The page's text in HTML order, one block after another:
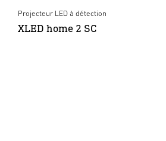
Projecteur LED à détection
XLED home 2 SC